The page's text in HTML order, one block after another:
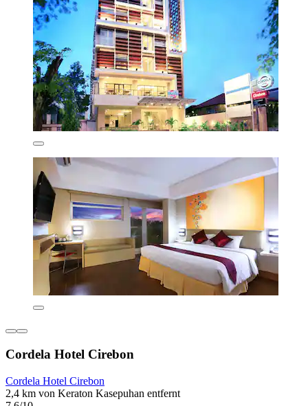
Cordela Hotel Cirebon
Cordela Hotel Cirebon
2,4 km von Keraton Kasepuhan entfernt